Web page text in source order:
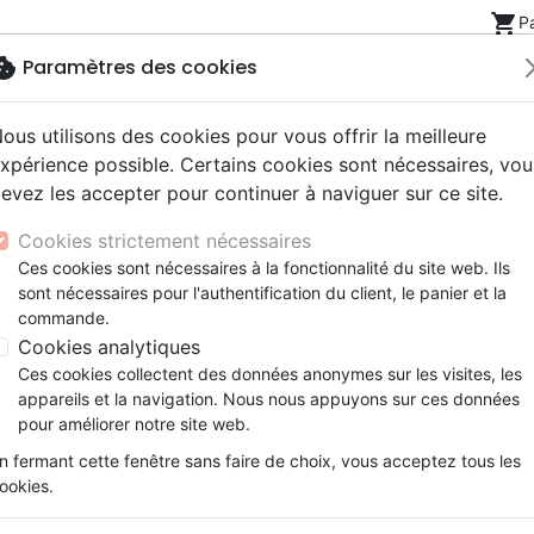
shopping_cart
NouveautésBibles
Segond 21
Segond
NEG
Livres
Famille, couple
Souffrance, Relation d'aide
Santé
eBooks
Couple
Méditations
Souffrance, Relation d'aide
Psychologie
Jeunesse
ans
Bibles jeunesse
Latino, Folk
Soul
Instrumental
Louange, Adoration
Hardrock, Métal
conférences
Documentaires, reportages
Accessoires de Bible
Papeterie
Maman et sereine - conseils et astuces pour le
Maman et sereine
conseils et astuces pour le rester
Auteur :Elizabeth El Mostain
RéférenceOUR2068 EAN9782889130689
Description Détails du produit
Être mère implique de se donner
Paramètres des cookies
utilisons des cookies pour vous offrir la meilleure
possible. Certains cookies sont nécessaires,
les accepter pour continuer à naviguer sur ce site.
Cookies strictement nécessaires
Ces cookies sont nécessaires à la fonctionnalité du site web. Ils
sont nécessaires pour l'authentification du client, le panier et la
commande.
Cookies analytiques
Ces cookies collectent des données anonymes sur les visites, les
appareils et la navigation. Nous nous appuyons sur ces données
pour améliorer notre site web.
fermant cette fenêtre sans faire de choix, vous acceptez tous les